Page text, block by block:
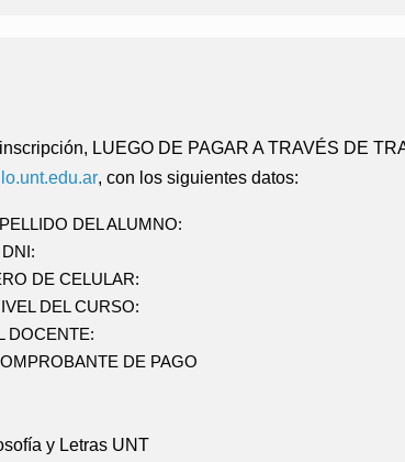
LUEGO DE PAGAR A TRAVÉS DE
, con los siguientes datos:
DEL ALUMNO:
DE CELULAR:
DEL CURSO:
DOCENTE:
DE PAGO
y Letras UNT